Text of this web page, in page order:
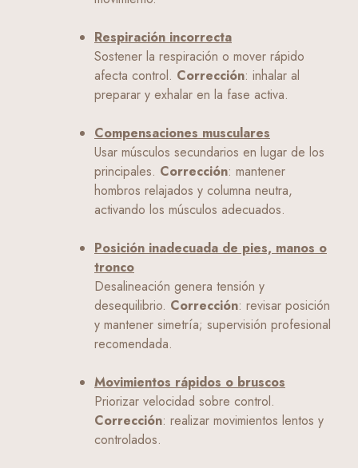
Respiración incorrecta
Sostener la respiración o mover rápido
afecta control. Corrección: inhalar al
preparar y exhalar en la fase activa.
Compensaciones musculares
Usar músculos secundarios en lugar de los
principales. Corrección: mantener
hombros relajados y columna neutra,
activando los músculos adecuados.
Posición inadecuada de pies, manos o
tronco
Desalineación genera tensión y
desequilibrio. Corrección: revisar posición
y mantener simetría; supervisión profesional
recomendada.
Movimientos rápidos o bruscos
Priorizar velocidad sobre control.
Corrección: realizar movimientos lentos y
controlados.